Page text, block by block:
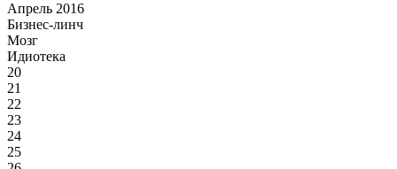
Апрель 2016
Бизнес-линч
Мозг
Идиотека
20
21
22
23
24
25